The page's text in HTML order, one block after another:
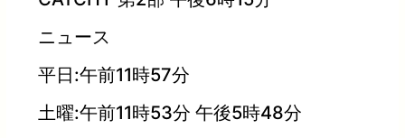
ニュース
平日:午前11時57分
土曜:午前11時53分 午後5時48分